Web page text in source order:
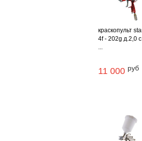
краскопульт
4f - 202g д.2,0
...
11 000 руб